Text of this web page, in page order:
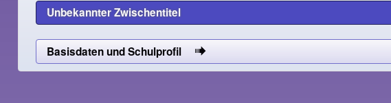
Unbekannter Zwischentitel
Basisdaten und Schulprofil